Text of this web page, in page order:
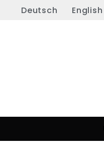
Deutsch English